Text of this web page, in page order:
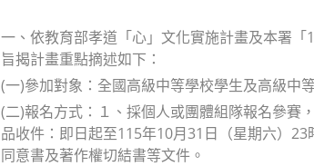
一、依教育部孝道「心」文化實施計畫及本署
旨揭計畫重點摘述如下：
(一)參加對象：全國高級中等學校學生及高級中
(二)報名方式：１、採個人或團體組隊報名參賽
品收件：即日起至115年10月31日（星期六）
同意書及著作權切結書等文件。